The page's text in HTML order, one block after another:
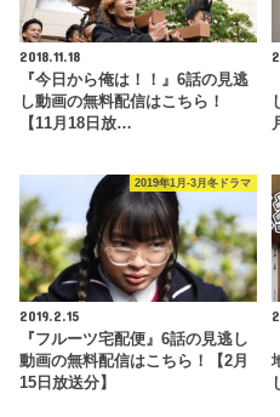
2018.11.18
『今日から俺は！！』6話の見逃
し動画の無料配信はこちら！
【11月18日放…
2019年1月-3月冬ドラマ
2019.2.15
『フルーツ宅配便』6話の見逃し
動画の無料配信はこちら！【2月
15日放送分】